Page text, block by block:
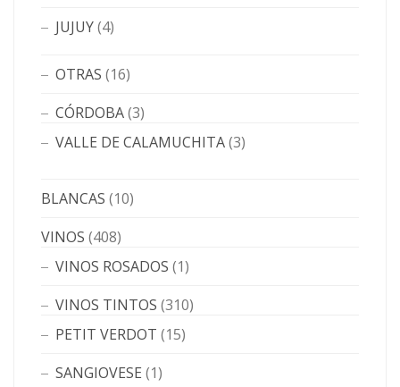
JUJUY(4)
OTRAS (16)
CÓRDOBA(3)
VALLE DE CALAMUCHITA(3)
BLANCAS (10)
VINOS (408)
VINOS ROSADOS (1)
VINOS TINTOS (310)
PETIT VERDOT (15)
SANGIOVESE (1)